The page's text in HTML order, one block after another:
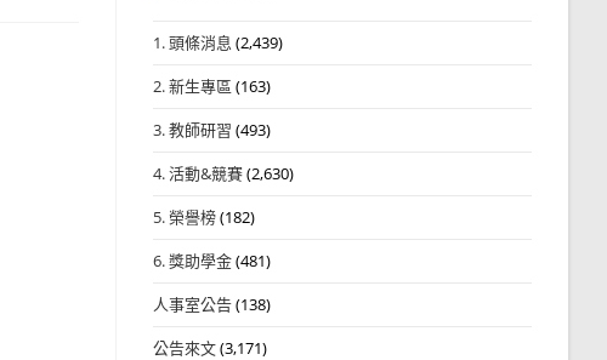
1. 頭條消息 (2,439)
2. 新生專區 (163)
3. 教師研習 (493)
4. 活動&競賽(2,630)
5. 榮譽榜(182)
6. 獎助學金(481)
人事室公告(138)
公告來文(3,171)